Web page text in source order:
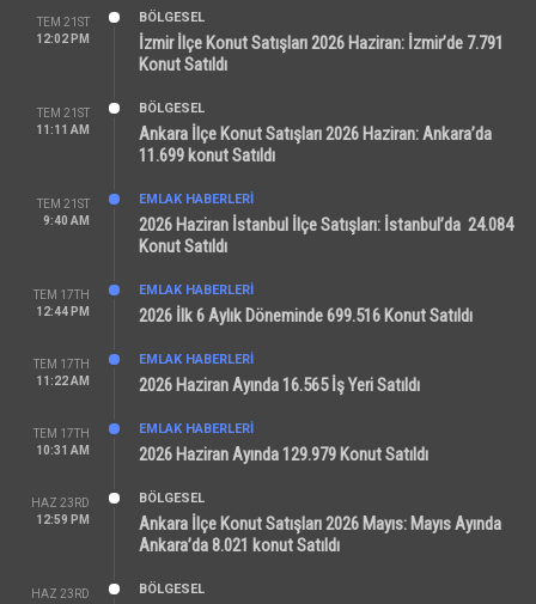
TEM 21ST
12:02 PM
BÖLGESEL
İzmir İlçe Konut Satışları 2026 Haziran: İzmir’de 7.791
Konut Satıldı
TEM 21ST
11:11 AM
BÖLGESEL
Ankara İlçe Konut Satışları 2026 Haziran: Ankara’da
11.699 konut Satıldı
TEM 21ST
9:40 AM
EMLAK HABERLERI
2026 Haziran İstanbul İlçe Satışları: İstanbul’da 24.084
Konut Satıldı
TEM 17TH
12:44 PM
EMLAK HABERLERI
2026 İlk 6 Aylık Döneminde 699.516 Konut Satıldı
TEM 17TH
11:22 AM
EMLAK HABERLERI
2026 Haziran Ayında 16.565 İş Yeri Satıldı
TEM 17TH
10:31 AM
EMLAK HABERLERI
2026 Haziran Ayında 129.979 Konut Satıldı
HAZ 23RD
12:59 PM
BÖLGESEL
Ankara İlçe Konut Satışları 2026 Mayıs: Mayıs Ayında
Ankara’da 8.021 konut Satıldı
HAZ 23RD BÖLGESEL